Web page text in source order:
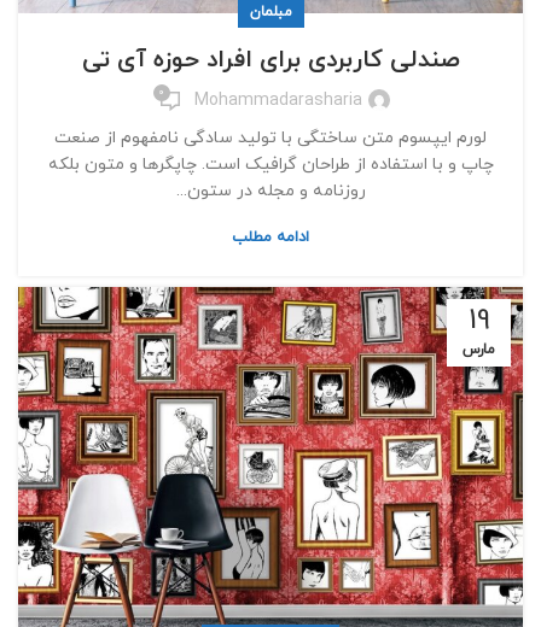
مبلمان
صندلی کاربردی برای افراد حوزه آی تی
Mohammadarasharia
0
لورم ایپسوم متن ساختگی با تولید سادگی نامفهوم از صنعت
چاپ و با استفاده از طراحان گرافیک است. چاپگرها و متون بلکه
روزنامه و مجله در ستون...
ادامه مطلب
19
مارس